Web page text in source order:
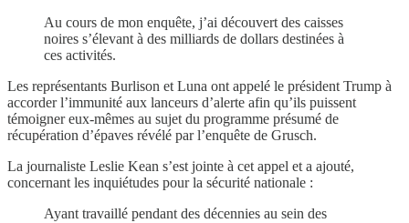
Au cours de mon enquête, j’ai découvert des caisses
noires s’élevant à des milliards de dollars destinées à
ces activités.
Les représentants Burlison et Luna ont appelé le président Trump à
accorder l’immunité aux lanceurs d’alerte afin qu’ils puissent
témoigner eux-mêmes au sujet du programme présumé de
récupération d’épaves révélé par l’enquête de Grusch.
La journaliste Leslie Kean s’est jointe à cet appel et a ajouté,
concernant les inquiétudes pour la sécurité nationale :
Ayant travaillé pendant des décennies au sein des